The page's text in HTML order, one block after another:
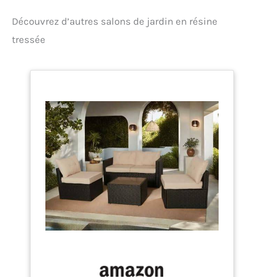
MOBILIER EXTÉRIEUR EN
polyrattan associée à un
intempéries. Vous
bénéficiez d'une structure
robuste et fiable pour vos
espaces de terrasse.
ÉCONOMIE D'ESPACE LORS
DU REMISAGE AVEC
HOUSSE: La conception
encastrable du salon
permet un rangement
compact et optimisé. La
housse de protection
l'hiver ou les absences
Découvrez d’autres salons de jardin en résine
tressée